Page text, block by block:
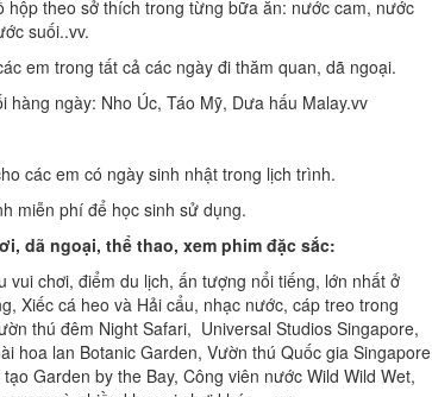
theo sở thích trong từng bữa ăn: nước cam, nước
suối..vv.
trong tất cả các ngày đi thăm quan, dã ngoại.
ngày: Nho Úc, Táo Mỹ, Dưa hấu Malay.vv
em có ngày sinh nhật trong lịch trình.
phí để học sinh sử dụng.
dã ngoại, thể thao, xem phim đặc sắc:
điểm du lịch, ấn tượng nổi tiếng, lớn nhất ở
Xiếc cá heo và Hải cẩu, nhạc nước, cáp treo trong
thú đêm Night Safari, Universal Studios Singapore,
hoa lan Botanic Garden, Vườn thú Quốc gia Singapore
Garden by the Bay, Công viên nước Wild Wild Wet,